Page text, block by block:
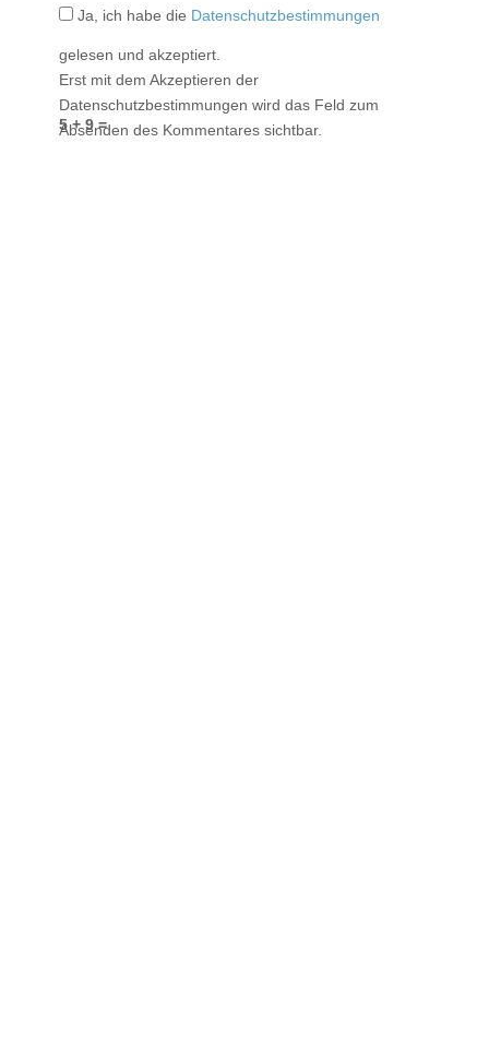
5 + 9 =
Ja, ich habe die Datenschutzbestimmungen
gelesen und akzeptiert.
Erst mit dem Akzeptieren der
Datenschutzbestimmungen wird das Feld zum
Absenden des Kommentares sichtbar.